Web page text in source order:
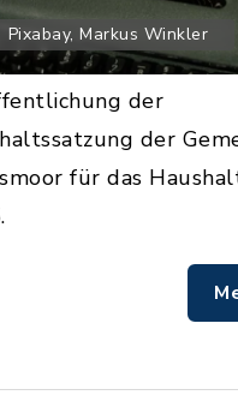
Pixabay, Markus Winkler
der
der
für das